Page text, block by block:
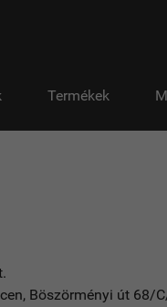
Termékek
Böszörményi út 68/